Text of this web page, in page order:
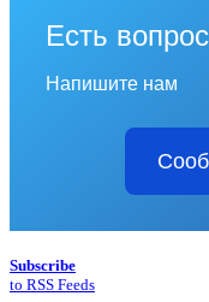
Есть
Напишите нам
Subscribe
to RSS Feeds